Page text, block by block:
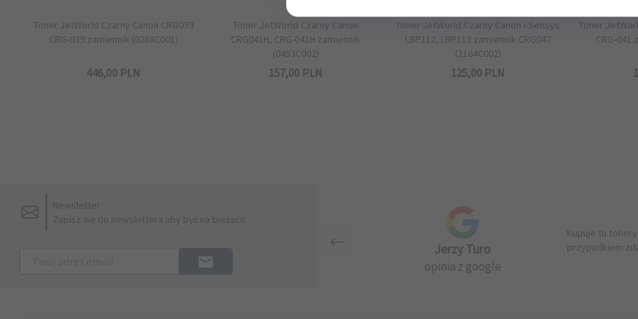
Toner JetWorld Czarny Canon CRG039
CRG-039 zamiennik (0288C001)
446,00 PLN
Toner JetWorld Czarny Canon
CRG041H, CRG-041H zamiennik
(0453C002)
157,00 PLN
Toner JetWorld Czarny Canon i-Sensys
LBP112, LBP113 zamiennik CRG047
(2164C002)
125,00 PLN
Toner
CRG-041
Newsletter
Zapisz się do newslettera aby być na bieżąco
Jerzy Turo
opinia z google
Kupuje tu
przypadkiem